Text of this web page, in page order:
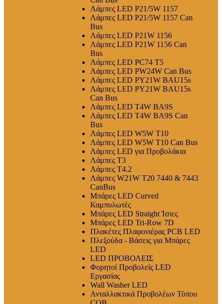
Λάμπες LED P21/5W 1157
Λάμπες LED P21/5W 1157 Can
Bus
Λάμπες LED P21W 1156
Λάμπες LED P21W 1156 Can
Bus
Λάμπες LED PC74 T5
Λάμπες LED PW24W Can Bus
Λάμπες LED PY21W BAU15s
Λάμπες LED PY21W BAU15s
Can Bus
Λάμπες LED T4W BA9S
Λάμπες LED T4W BA9S Can
Bus
Λάμπες LED W5W T10
Λάμπες LED W5W T10 Can Bus
Λάμπες LED για Προβολάκια
Λάμπες T3
Λάμπες T4.2
Λάμπες W21W T20 7440 & 7443
CanBus
Μπάρες LED Curved
Καμπυλωτές
Μπάρες LED Straight Ίσιες
Μπάρες LED Tri-Row 7D
Πλακέτες Πλαφονιέρας PCB LED
Πλεξούδα - Βάσεις για Μπάρες
LED
LED ΠΡΟΒΟΛΕΙΣ
Φορητοί Προβολείς LED
Εργασίας
Wall Washer LED
Ανταλλακτικά Προβολέων Τύπου